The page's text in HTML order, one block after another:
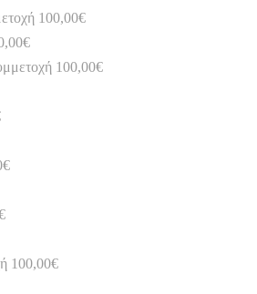
100,00€
100,00€
100,00€